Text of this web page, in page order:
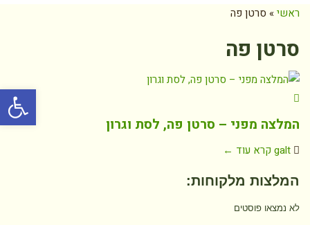
ראשי» סרטן פה
סרטן פה
המלצה מפני – סרטן פה, לסת וגרון
galt קרא עוד ←
המלצות מלקוחות:
לא נמצאו פוסטים
פתח